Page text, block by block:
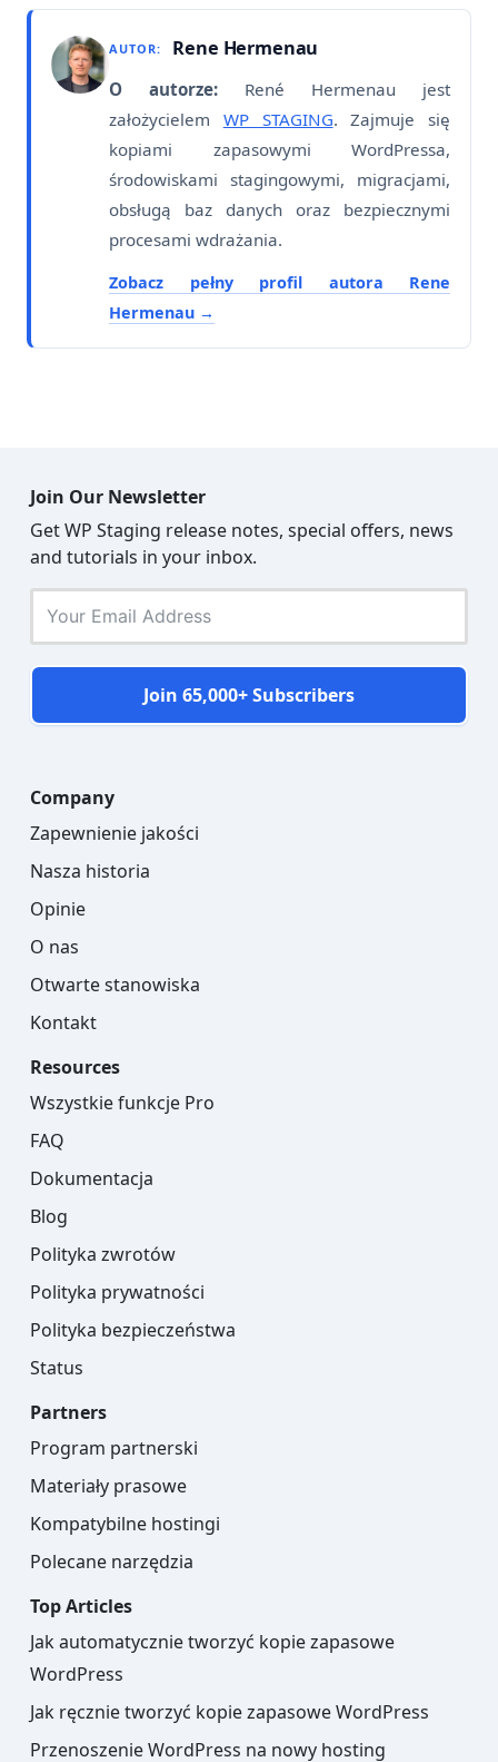
AUTOR: Rene Hermenau
O autorze: René Hermenau jest
założycielem WP STAGING. Zajmuje się
kopiami zapasowymi WordPressa,
środowiskami stagingowymi, migracjami,
obsługą baz danych oraz bezpiecznymi
procesami wdrażania.
Zobacz pełny profil autora Rene
Hermenau
Join Our Newsletter
Get WP Staging release notes, special offers, news
and tutorials in your inbox.
Join 65,000+ Subscribers
Company
Zapewnienie jakości
Nasza historia
Opinie
O nas
Otwarte stanowiska
Kontakt
Resources
Wszystkie funkcje Pro
FAQ
Dokumentacja
Blog
Polityka zwrotów
Polityka prywatności
Polityka bezpieczeństwa
Status
Partners
Program partnerski
Materiały prasowe
Kompatybilne hostingi
Polecane narzędzia
Top Articles
Jak automatycznie tworzyć kopie zapasowe
WordPress
Jak ręcznie tworzyć kopie zapasowe WordPress
Przenoszenie WordPress na nowy hosting